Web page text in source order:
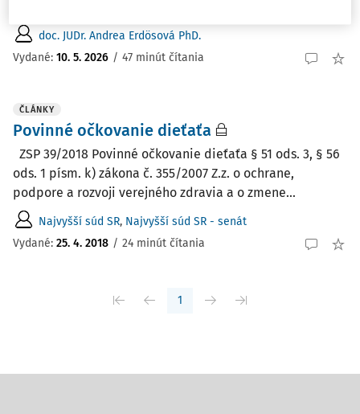
doc. JUDr. Andrea Erdösová PhD.
Vydané: 10. 5. 2026 / 47 minút čítania
ČLÁNKY
Povinné očkovanie dieťaťa
ZSP 39/2018 Povinné očkovanie dieťaťa § 51 ods. 3, § 56
ods. 1 písm. k) zákona č. 355/2007 Z.z. o ochrane,
podpore a rozvoji verejného zdravia a o zmene...
Najvyšší súd SR, Najvyšší súd SR - senát
Vydané: 25. 4. 2018 / 24 minút čítania
1